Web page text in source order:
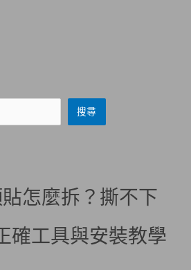
搜尋
怎麼拆？撕不下
確工具與安裝教學